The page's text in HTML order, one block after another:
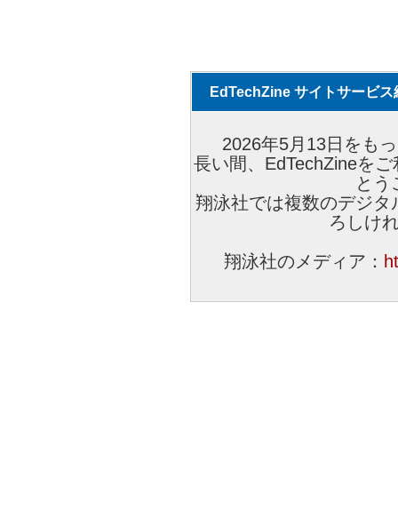
EdTechZine サイトサービス
2026年5月13日をも
長い間、EdTechZineを
とう
翔泳社では複数のデジ
ろしけ
翔泳社のメディア：